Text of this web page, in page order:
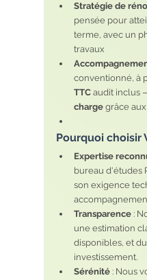
Stratégie de
pensée pour
terme, avec un
travaux
conventionné, à
TTC audit inclus
charge grâce
Pourquoi choisir
Expertise
bureau d'études
son exigence
Transparence :
une estimation
disponibles, et
investissement.
Sérénité : Nous